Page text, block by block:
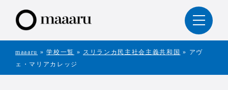
maaaru » 学校一覧 » スリランカ民主社会主義共和国 » アヴ
ェ・マリアカレッジ